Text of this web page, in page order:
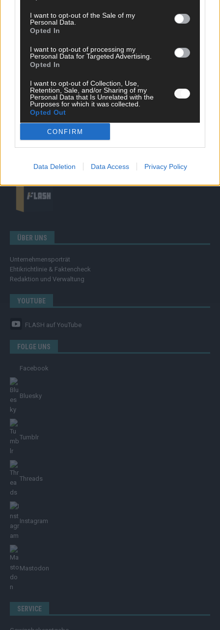
I want to opt-out of the Sale of my
Personal Data.
Opted In
I want to opt-out of processing my
Personal Data for Targeted Advertising.
Opted In
I want to opt-out of Collection, Use,
Retention, Sale, and/or Sharing of my
Personal Data that Is Unrelated with the
Purposes for which it was collected.
Opted Out
CONFIRM
Data Deletion Data Access Privacy Policy
SCHNELL ZUM RESSORT
Nachrichten
Ratgeber
Wissen
Kommentar
Streams & Storys
ÜBER UNS
Unternehmensporträt
Ehtikrichtlinie & Faktencheck
Redaktion und Verwaltung
YOUTUBE
FLASH auf YouTube
FOLGE UNS
Facebook
Bluesky
Tumblr
Threads
Instagram
Mastodon
SERVICE